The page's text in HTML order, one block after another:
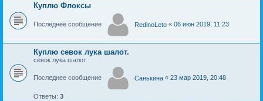
Куплю Флоксы
Последнее сообщение RedinoLeto « 06 июн 2019, 11:23
Куплю севок лука шалот.
севок лука шалот
Последнее сообщение Санькина « 23 мар 2019, 20:48
Ответы: 3